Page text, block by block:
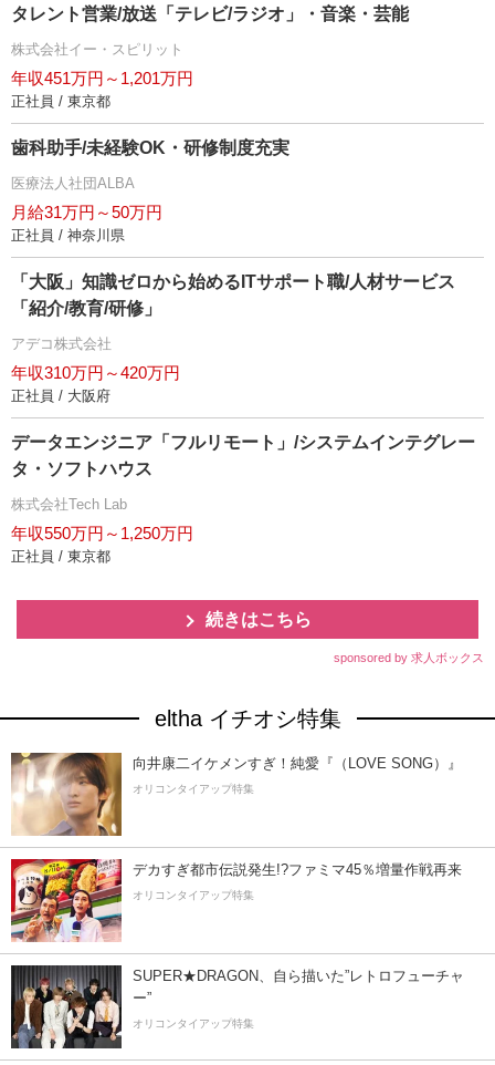
タレント営業/放送「テレビ/ラジオ」・音楽・芸能
株式会社イー・スピリット
年収451万円～1,201万円
正社員 / 東京都
歯科助手/未経験OK・研修制度充実
医療法人社団ALBA
月給31万円～50万円
正社員 / 神奈川県
「大阪」知識ゼロから始めるITサポート職/人材サービス
「紹介/教育/研修」
アデコ株式会社
年収310万円～420万円
正社員 / 大阪府
データエンジニア「フルリモート」/システムインテグレー
タ・ソフトハウス
株式会社Tech Lab
年収550万円～1,250万円
正社員 / 東京都
続きはこちら
sponsored by 求人ボックス
eltha イチオシ特集
向井康二イケメンすぎ！純愛『（LOVE SONG）』
オリコンタイアップ特集
デカすぎ都市伝説発生!?ファミマ45％増量作戦再来
オリコンタイアップ特集
SUPER★DRAGON、自ら描いた”レトロフューチャ
ー”
オリコンタイアップ特集